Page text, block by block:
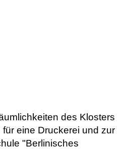
des Klosters
eine Druckerei und zur
"Berlinisches